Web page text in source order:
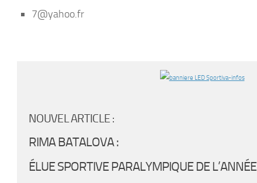
7@yahoo.fr
NOUVEL ARTICLE :
RIMA BATALOVA :
ÉLUE SPORTIVE PARALYMPIQUE DE L’ANNÉE